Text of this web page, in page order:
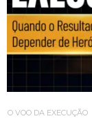
O VOO DA EXECUÇÃO